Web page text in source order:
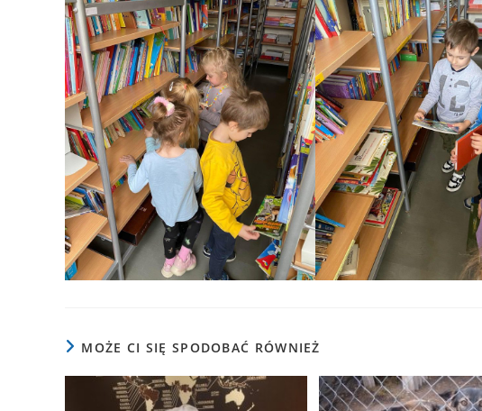
MOŻE CI SIĘ SPODOBAĆ RÓWNIEŻ